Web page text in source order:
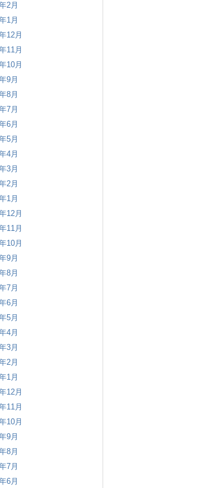
2月
1月
12月
11月
10月
9月
8月
7月
6月
5月
4月
3月
2月
1月
12月
11月
10月
9月
8月
7月
6月
5月
4月
3月
2月
1月
12月
11月
10月
9月
8月
7月
6月